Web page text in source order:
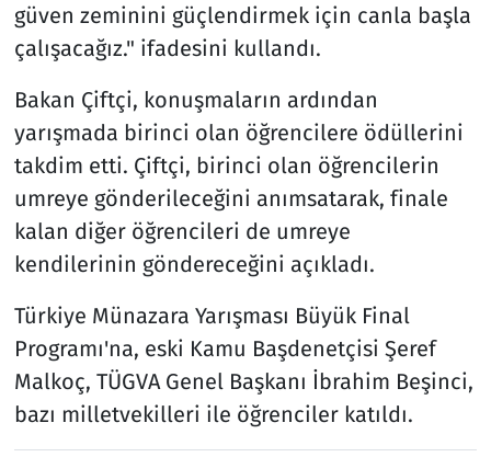
güven zeminini güçlendirmek için canla başla
çalışacağız." ifadesini kullandı.
Bakan Çiftçi, konuşmaların ardından
yarışmada birinci olan öğrencilere ödüllerini
takdim etti. Çiftçi, birinci olan öğrencilerin
umreye gönderileceğini anımsatarak, finale
kalan diğer öğrencileri de umreye
kendilerinin göndereceğini açıkladı.
Türkiye Münazara Yarışması Büyük Final
Programı'na, eski Kamu Başdenetçisi Şeref
Malkoç, TÜGVA Genel Başkanı İbrahim Beşinci,
bazı milletvekilleri ile öğrenciler katıldı.